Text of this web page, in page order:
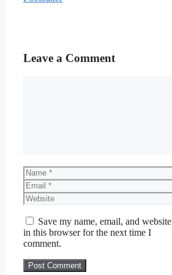
Leave a Comment
Name
Email
Website
Save my name, email, and website
in this browser for the next time I
comment.